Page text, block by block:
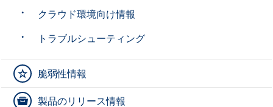
クラウド環境向け情報
トラブルシューティング
脆弱性情報
製品のリリース情報